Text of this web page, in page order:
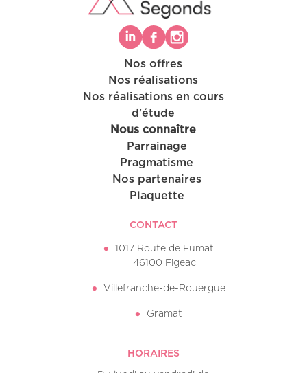
Nos offres
Nos réalisations
Nos réalisations en cours
d'étude
Nous connaître
Parrainage
Pragmatisme
Nos partenaires
Plaquette
CONTACT
1017 Route de Fumat
46100 Figeac
Villefranche-de-Rouergue
Gramat
HORAIRES